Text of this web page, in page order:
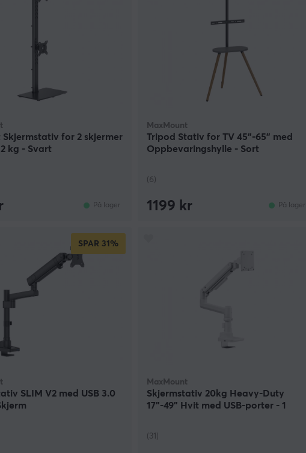
for 2 skjermer
kg - Svart
På lager
MaxMount
Tripod Stativ for TV 45"-65" med
Oppbevaringshylle - Sort
(6)
1199 kr På lager
SPAR 31%
SLIM V2 med USB 3.0
MaxMount
Skjermstativ 20kg Heavy-Duty
17”-49” Hvit med USB-porter - 1
(31)